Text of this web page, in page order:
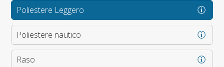
Poliestere Leggero
Poliestere nautico
Raso